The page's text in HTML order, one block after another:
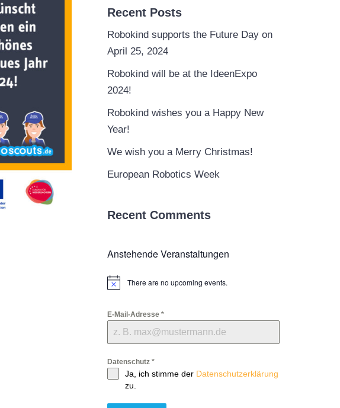
Recent Posts
Robokind supports the Future Day on
April 25, 2024
Robokind will be at the IdeenExpo
2024!
Robokind wishes you a Happy New
Year!
We wish you a Merry Christmas!
European Robotics Week
Recent Comments
Anstehende Veranstaltungen
Notice There are no upcoming events.
E-Mail-Adresse *
Datenschutz *
Ja, ich stimme der Datenschutzerklärung
zu.